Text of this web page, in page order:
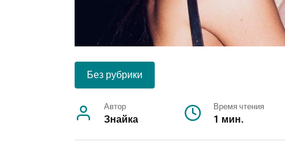
Без рубрики
Автор
Знайка
Время чтения
1 мин.